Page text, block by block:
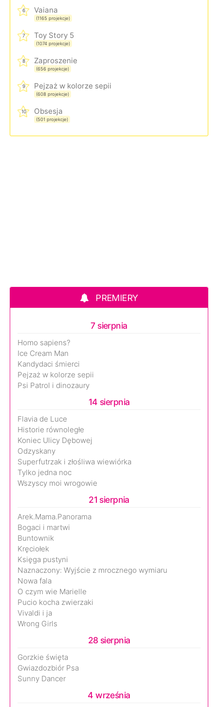
6 Vaiana
(1165 projekcje)
7 Toy Story 5
(1074 projekcje)
8 Zaproszenie
(656 projekcje)
9 Pejzaż w kolorze sepii
(608 projekcje)
10 Obsesja
(501 projekcje)
PREMIERY
7 sierpnia
Homo sapiens?
Ice Cream Man
Kandydaci śmierci
Pejzaż w kolorze sepii
Psi Patrol i dinozaury
14 sierpnia
Flavia de Luce
Historie równoległe
Koniec Ulicy Dębowej
Odzyskany
Superfutrzak i złośliwa wiewiórka
Tylko jedna noc
Wszyscy moi wrogowie
21 sierpnia
Arek.Mama.Panorama
Bogaci i martwi
Buntownik
Kręciołek
Księga pustyni
Naznaczony: Wyjście z mrocznego wymiaru
Nowa fala
O czym wie Marielle
Pucio kocha zwierzaki
Vivaldi i ja
Wrong Girls
28 sierpnia
Gorzkie święta
Gwiazdozbiór Psa
Sunny Dancer
4 września